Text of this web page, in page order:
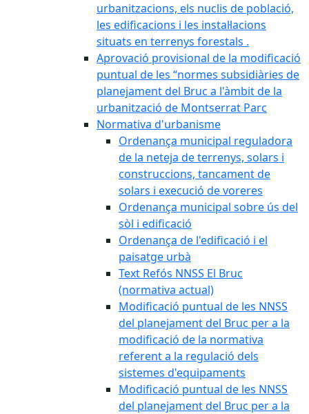
urbanitzacions, els nuclis de població,
les edificacions i les instal·lacions
situats en terrenys forestals .
Aprovació provisional de la modificació
puntual de les “normes subsidiàries de
planejament del Bruc a l'àmbit de la
urbanització de Montserrat Parc
Normativa d'urbanisme
Ordenança municipal reguladora
de la neteja de terrenys, solars i
construccions, tancament de
solars i execució de voreres
Ordenança municipal sobre ús del
sòl i edificació
Ordenança de l'edificació i el
paisatge urbà
Text Refós NNSS El Bruc
(normativa actual)
Modificació puntual de les NNSS
del planejament del Bruc per a la
modificació de la normativa
referent a la regulació dels
sistemes d'equipaments
Modificació puntual de les NNSS
del planejament del Bruc per a la